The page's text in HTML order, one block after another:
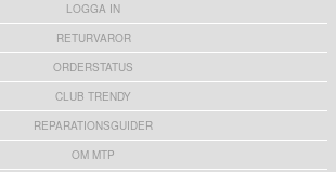
LOGGA IN
RETURVAROR
ORDERSTATUS
CLUB TRENDY
REPARATIONSGUIDER
OM MTP